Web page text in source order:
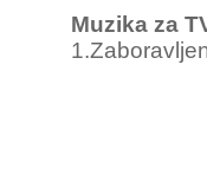
Muzika za